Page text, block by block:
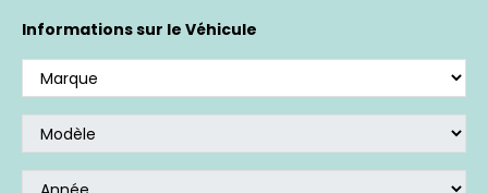
Informations sur le Véhicule
Si vous avez acheté un véhicule affecté,